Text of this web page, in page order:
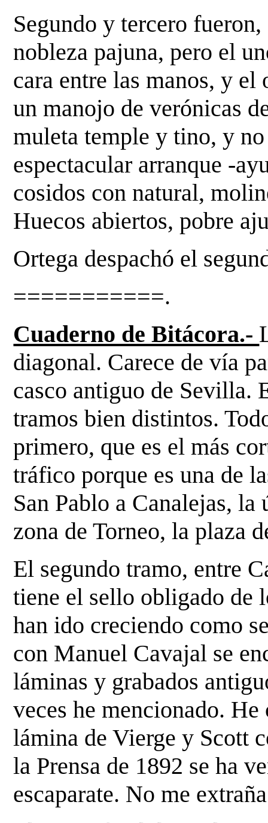
Segundo y tercero
nobleza pajuna, pero el
cara entre las manos, y
un manojo de verónicas
muleta temple y tino, y
espectacular arranque -
cosidos con natural,
Huecos abiertos, pobre
Ortega despachó el
===========.
Cuaderno de Bitácora.-
diagonal. Carece de vía
casco antiguo de Sevilla.
tramos bien distintos.
primero, que es el más
tráfico porque es una de
San Pablo a Canalejas,la
zona de Torneo, la plaza
El segundo tramo, entre
tiene el sello obligado de
han ido creciendo como
con Manuel Cavajal se
láminas y grabados
veces he mencionado.
lámina de Vierge y Scott
la Prensa de 1892 se ha
escaparate. No me